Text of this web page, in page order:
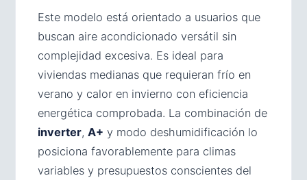
Este modelo está orientado a usuarios que
buscan aire acondicionado versátil sin
complejidad excesiva. Es ideal para
viviendas medianas que requieran frío en
verano y calor en invierno con eficiencia
energética comprobada. La combinación de
inverter, A+ y modo deshumidificación lo
posiciona favorablemente para climas
variables y presupuestos conscientes del